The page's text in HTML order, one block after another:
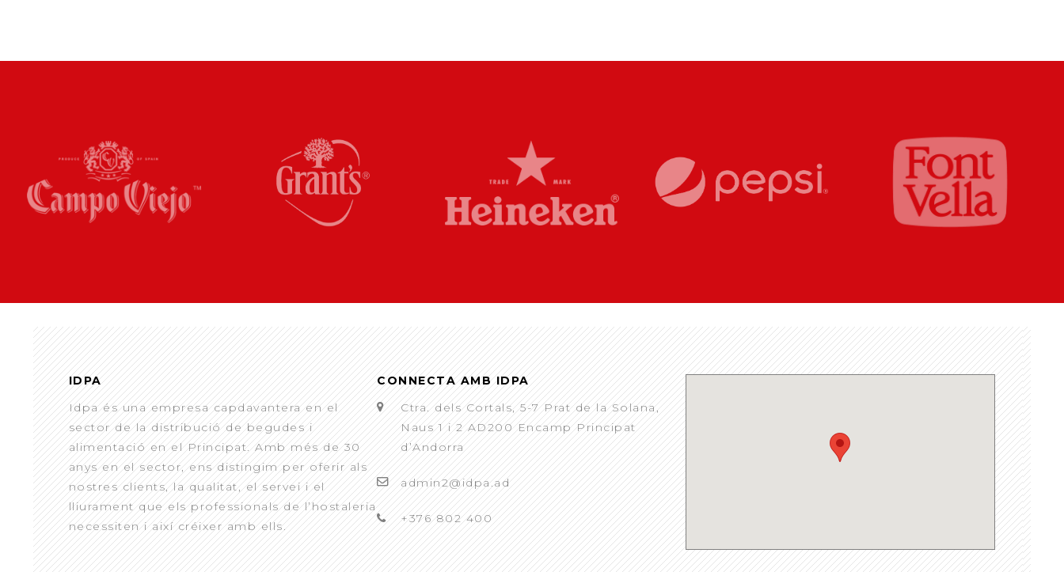
IDPA
Idpa és una empresa capdavantera en el
sector de la distribució de begudes i
alimentació en el Principat. Amb més de 30
anys en el sector, ens distingim per oferir als
nostres clients, la qualitat, el servei i el
lliurament que els professionals de l’hostaleria
necessiten i així créixer amb ells.
CONNECTA AMB IDPA
Ctra. dels Cortals, 5-7 Prat de la Solana,
Naus 1 i 2 AD200 Encamp Principat
d’Andorra
admin2@idpa.ad
+376 802 400